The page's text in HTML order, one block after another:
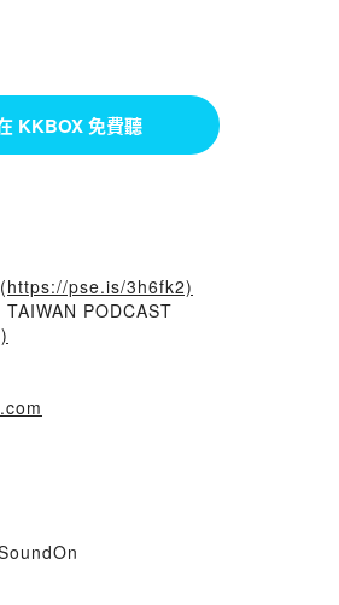
KKBOX 免費聽
https://pse.is/3h6fk2)​
PODCAST